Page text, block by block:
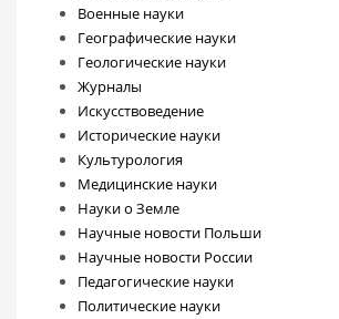
Военные науки
Географические науки
Геологические науки
Журналы
Искусствоведение
Исторические науки
Культурология
Медицинские науки
Науки о Земле
Научные новости Польши
Научные новости России
Педагогические науки
Политические науки